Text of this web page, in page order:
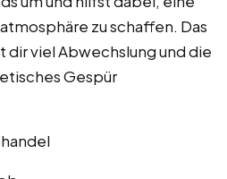
zu schaffen. Das
viel Abwechslung und die
Gespür